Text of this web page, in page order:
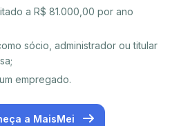
a R$ 81.000,00 por ano
sócio, administrador ou titular
empregado.
a MaisMei